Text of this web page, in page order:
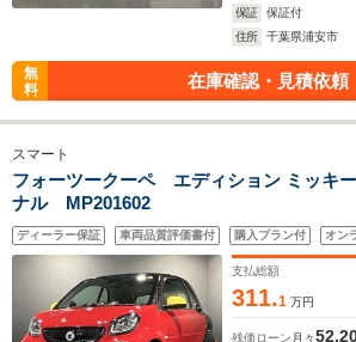
保証
保証付
住所
千葉県浦安市
無
料
在庫確認・見積依頼
スマート
フォーツークーペ エディション ミッキ
ナル MP201602
ディーラー保証 車両品質評価書付 購入プラン付 オン
支払総額
311.1 万円
残価ローン 月々